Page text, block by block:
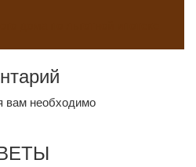
вам необходимо